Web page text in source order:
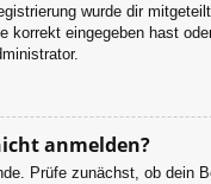
wurde dir
korrekt eingegeben hast
anmelden?
Prüfe zunächst, ob dein